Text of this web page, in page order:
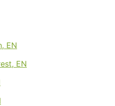
EN
EN